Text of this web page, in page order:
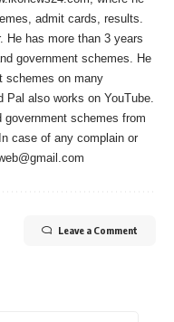
admit cards, results.
He has more than 3 years
government schemes. He
schemes on many
Pal also works on YouTube.
government schemes from
case of any complain or
Leave a Comment